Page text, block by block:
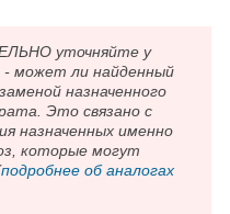
уточняйте у
- может ли найденный
назначенного
Это связано с
назначенных именно
которые могут
подробнее об аналогах